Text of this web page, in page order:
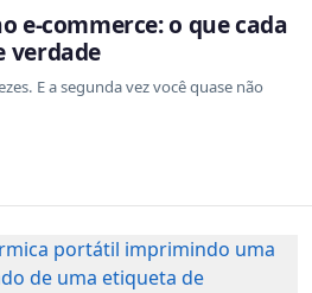
e-commerce: o que cada
verdade
E a segunda vez você quase não